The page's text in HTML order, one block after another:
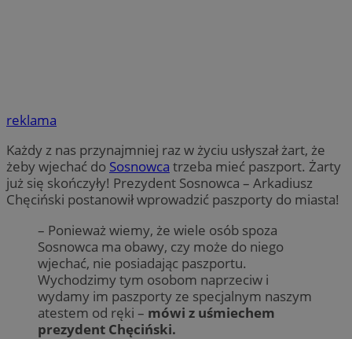
reklama
Każdy z nas przynajmniej raz w życiu usłyszał żart, że
żeby wjechać do Sosnowca trzeba mieć paszport. Żarty
już się skończyły! Prezydent Sosnowca – Arkadiusz
Chęciński postanowił wprowadzić paszporty do miasta!
– Ponieważ wiemy, że wiele osób spoza
Sosnowca ma obawy, czy może do niego
wjechać, nie posiadając paszportu.
Wychodzimy tym osobom naprzeciw i
wydamy im paszporty ze specjalnym naszym
atestem od ręki – mówi z uśmiechem
prezydent Chęciński.